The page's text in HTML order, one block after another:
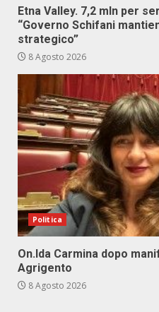
Etna Valley. 7,2 mln per
“Governo Schifani
strategico”
8 Agosto 2026
Politica
On.Ida Carmina dopo
Agrigento
8 Agosto 2026